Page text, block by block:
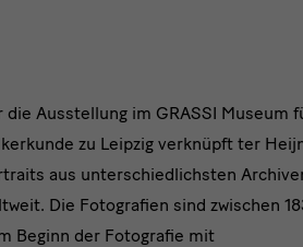
die Ausstellung im GRASSI Museum
zu Leipzig verknüpft ter
aus unterschiedlichsten
Die Fotografien sind zwischen
Beginn der Fotografie mit